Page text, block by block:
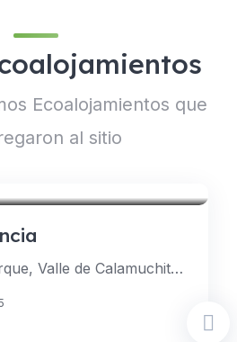
Ecoalojamientos que
al sitio
Villa Ciudad Parque, Valle de Calamuchita, Cordoba, Argentina